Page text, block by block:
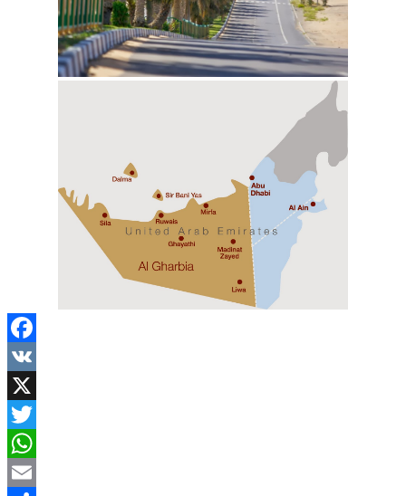
Facebook
VK
X
Twitter
WhatsApp